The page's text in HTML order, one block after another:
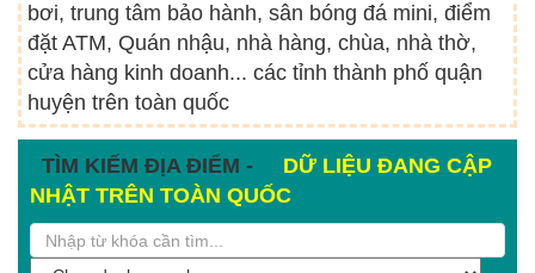
bơi, trung tâm bảo hành, sân bóng đá mini, điểm
đặt ATM, Quán nhậu, nhà hàng, chùa, nhà thờ,
cửa hàng kinh doanh... các tỉnh thành phố quận
huyện trên toàn quốc
TÌM KIẾM ĐỊA ĐIỂM -
DỮ LIỆU ĐANG CẬP
NHẬT TRÊN TOÀN QUỐC